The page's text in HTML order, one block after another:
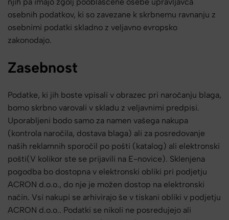
osebnih podatkov, ki so zavezane k skrbnemu ravnanju z
osebnimi podatki skladno z veljavno evropsko
zakonodajo.
Zasebnost
Podatke, ki jih boste vpisali v obrazec pri naročanju blaga,
bomo skrbno varovali v skladu z veljavnimi predpisi.
Uporabljeni bodo samo za namen vašega nakupa
(kontrola naročila, dostava blaga) ali za posredovanje
naših reklamnih sporočil po pošti (katalog) ali elektronski
pošti(V kolikor ste se prijavili na E-novice). Sklenjena
pogodba bo dostopna v elektronski obliki pri podjetju
ACRON d.o.o., do nje je možen dostop na elektronski
način. Vsi nakupi se arhivirajo še v tiskani obliki v podjetju
ACRON d.o.o.. Podatki se nikoli ne posredujejo ali